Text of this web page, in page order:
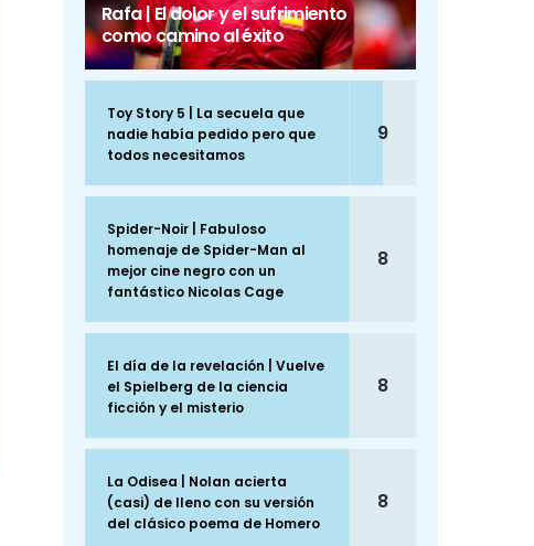
Rafa | El dolor y el sufrimiento
como camino al éxito
Toy Story 5 | La secuela que
nadie había pedido pero que
todos necesitamos
9
Spider-Noir | Fabuloso
homenaje de Spider-Man al
mejor cine negro con un
fantástico Nicolas Cage
8
El día de la revelación | Vuelve
el Spielberg de la ciencia
ficción y el misterio
8
La Odisea | Nolan acierta
(casi) de lleno con su versión
del clásico poema de Homero
8